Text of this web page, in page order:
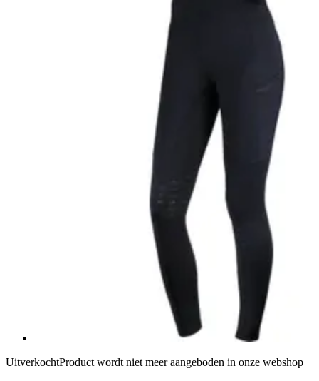
UitverkochtProduct wordt niet meer aangeboden in onze webshop